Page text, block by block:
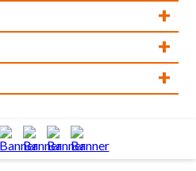
+
+
+